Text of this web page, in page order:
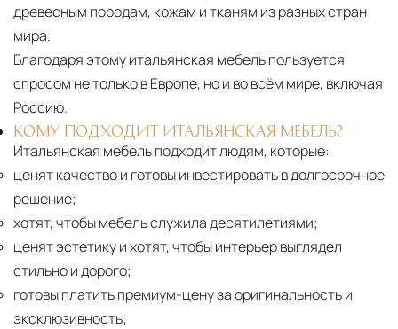
древесным породам, кожам и тканям из разных стран
мира.
Благодаря этому итальянская мебель пользуется
спросом не только в Европе, но и во всём мире, включая
Россию.
КОМУ ПОДХОДИТ ИТАЛЬЯНСКАЯ МЕБЕЛЬ?
Итальянская мебель подходит людям, которые:
ценят качество и готовы инвестировать в долгосрочное
решение;
хотят, чтобы мебель служила десятилетиями;
ценят эстетику и хотят, чтобы интерьер выглядел
стильно и дорого;
готовы платить премиум-цену за оригинальность и
эксклюзивность;